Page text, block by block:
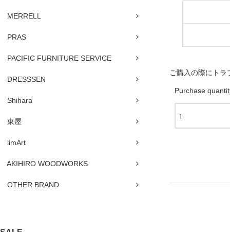
MERRELL
PRAS
PACIFIC FURNITURE SERVICE
DRESSSEN
Shihara
東屋
limArt
AKIHIRO WOODWORKS
OTHER BRAND
ご購入の際にト
Purchase